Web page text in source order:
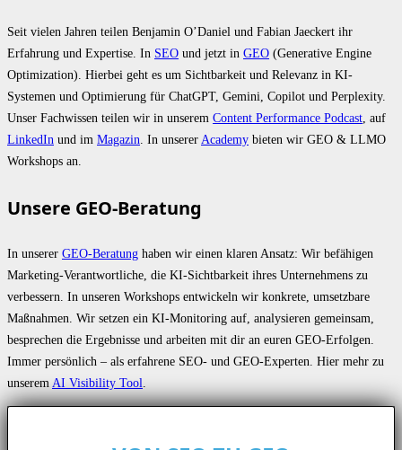
Seit vielen Jahren teilen Benjamin O’Daniel und Fabian Jaeckert ihr
Erfahrung und Expertise. In SEO und jetzt in GEO (Generative Engine
Optimization). Hierbei geht es um Sichtbarkeit und Relevanz in KI-
Systemen und Optimierung für ChatGPT, Gemini, Copilot und Perplexity.
Unser Fachwissen teilen wir in unserem Content Performance Podcast , auf
LinkedIn und im Magazin . In unserer Academy bieten wir GEO & LLMO
Workshops an.
Unsere GEO-Beratung
In unserer GEO-Beratung haben wir einen klaren Ansatz: Wir befähigen
Marketing-Verantwortliche, die KI-Sichtbarkeit ihres Unternehmens zu
verbessern. In unseren Workshops entwickeln wir konkrete, umsetzbare
Maßnahmen. Wir setzen ein KI-Monitoring auf, analysieren gemeinsam,
besprechen die Ergebnisse und arbeiten mit dir an euren GEO-Erfolgen.
Immer persönlich – als erfahrene SEO- und GEO-Experten. Hier mehr zu
unserem AI Visibility Tool